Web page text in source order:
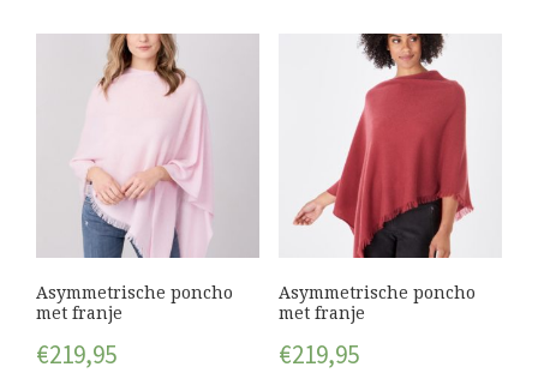
Asymmetrische poncho
met franje
€219,95
Asymmetrische poncho
met franje
€219,95